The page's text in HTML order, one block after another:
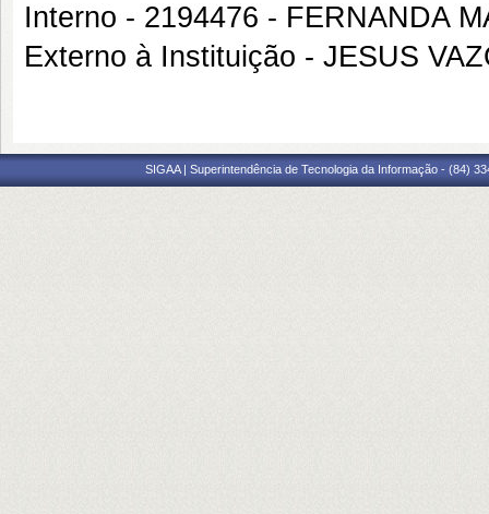
Interno - 2194476 - FERNANDA
Externo à Instituição - JESUS
SIGAA | Superintendência de Tecnologia da Informação - (84)